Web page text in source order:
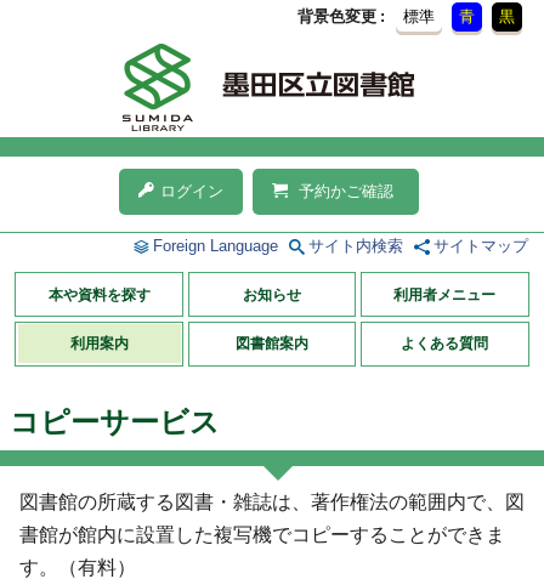
背景色変更 標準 青 黒
ログイン 予約かご確認
Foreign Language サイト内検索 サイトマップ
本や資料を探す お知らせ 利用者メニュー
利用案内 図書館案内 よくある質問
コピーサービス
図書館の所蔵する図書・雑誌は、著作権法の範囲内で、図
書館が館内に設置した複写機でコピーすることができま
す。（有料）